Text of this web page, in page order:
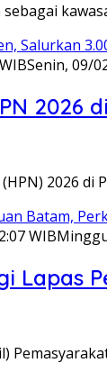
Senin, 09/
2026
2026
WIB
Lapas